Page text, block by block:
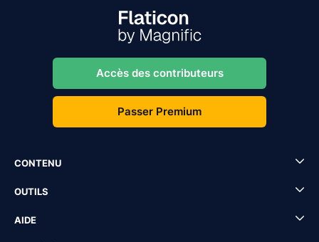
Accès des contributeurs
Passer Premium
CONTENU
OUTILS
AIDE